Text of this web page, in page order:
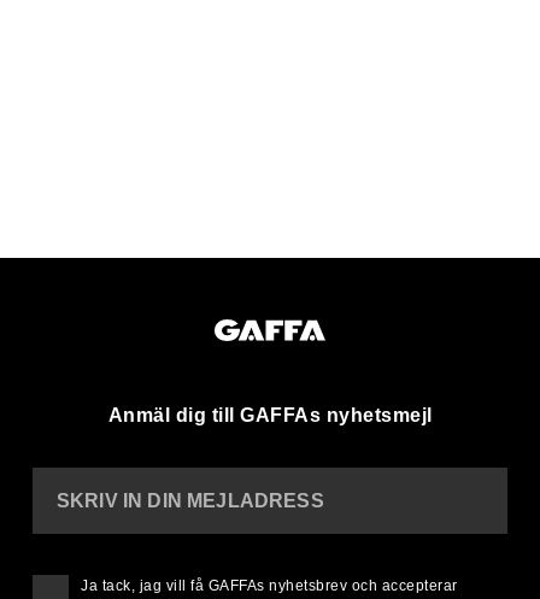
Anmäl dig till GAFFAs nyhetsmejl
SKRIV IN DIN MEJLADRESS
Ja tack, jag vill få GAFFAs nyhetsbrev och accepterar